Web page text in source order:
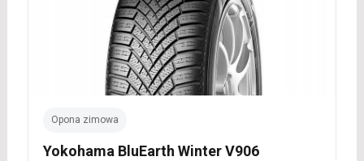
Opona zimowa
Yokohama BluEarth Winter V906